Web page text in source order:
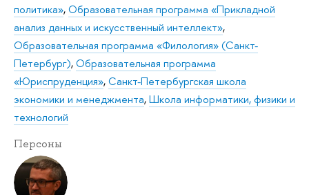
политика»,Образовательная программа «Прикладной
анализ данных и искусственный интеллект»,
Образовательная программа «Филология» (Санкт-
Петербург),Образовательная программа
«Юриспруденция»,Санкт-Петербургская школа
экономики и менеджмента,Школа информатики, физики и
технологий
Персоны